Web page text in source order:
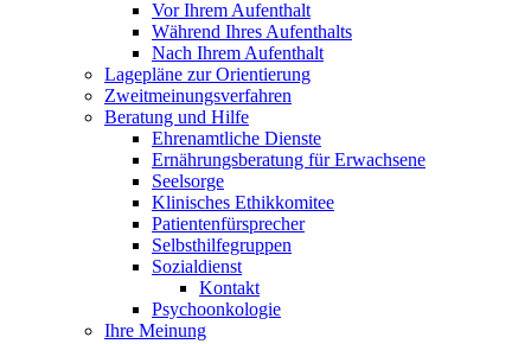
Vor Ihrem Aufenthalt
Während Ihres Aufenthalts
Nach Ihrem Aufenthalt
Lagepläne zur Orientierung
Zweitmeinungsverfahren
Beratung und Hilfe
Ehrenamtliche Dienste
Ernährungsberatung für Erwachsene
Seelsorge
Klinisches Ethikkomitee
Patientenfürsprecher
Selbsthilfegruppen
Sozialdienst
Kontakt
Psychoonkologie
Ihre Meinung